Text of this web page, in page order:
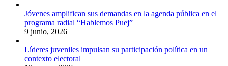
Jóvenes amplifican sus demandas en la agenda pública en el
programa radial “Hablemos Puej”
9 junio, 2026
Líderes juveniles impulsan su participación política en un
contexto electoral